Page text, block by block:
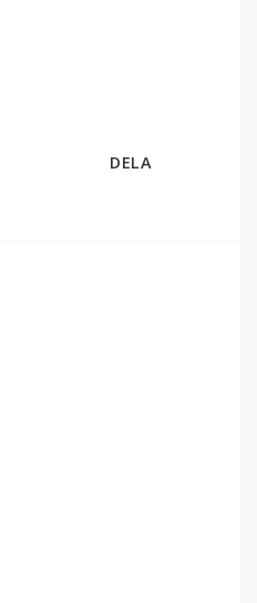
DELA